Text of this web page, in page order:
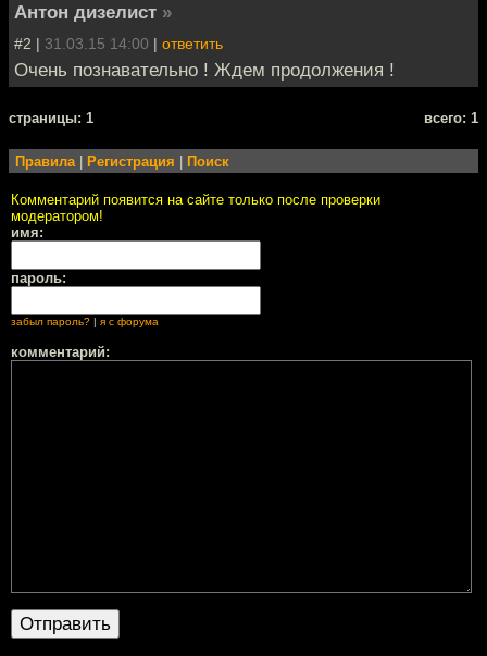
Антон дизелист »
#2 | 31.03.15 14:00 | ответить
Очень познавательно ! Ждем продолжения !
cтраницы: 1 всего: 1
Правила| Регистрация Поиск
Комментарий появится на сайте только после проверки
модератором!
имя:
пароль:
забыл пароль? я с форума
комментарий: